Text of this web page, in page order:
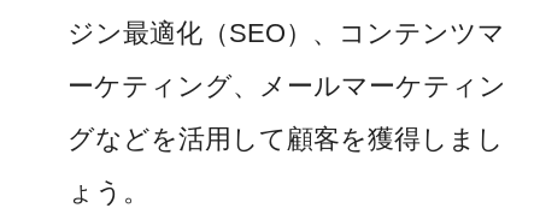
ジン最適化（SEO）、コンテンツマ
ーケティング、メールマーケティン
グなどを活用して顧客を獲得しまし
ょう。